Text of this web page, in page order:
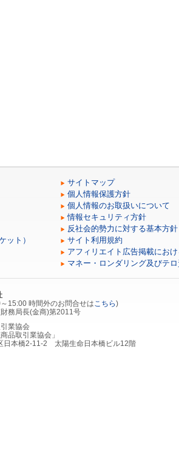
ット）
サイトマップ
個人情報保護方針
個人情報のお取扱いについて
情報セキュリティ方針
反社会的勢力に対する基本方針
サイト利用規約
アフィリエイト広告掲載にお
マネー・ロンダリング及びテ
15:00 時間外のお問合せはこちら)
財務局長(金商)第2011号
業協会
品取引業協会」
本橋2-11-2 太陽生命日本橋ビル12階